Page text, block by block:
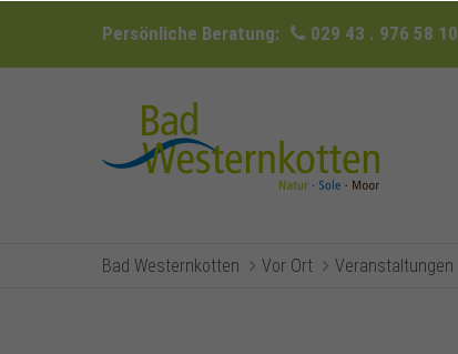
Persönliche Beratung: 029 43 . 976 58 10
Bad Westernkotten Vor Ort Veranstaltungen